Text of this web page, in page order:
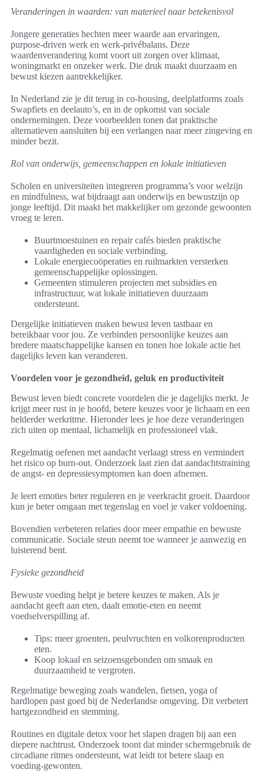
Veranderingen in waarden: van materieel naar betekenisvol
Jongere generaties hechten meer waarde aan ervaringen,
purpose-driven werk en werk-privébalans. Deze
waardenverandering komt voort uit zorgen over klimaat,
woningmarkt en onzeker werk. Die druk maakt duurzaam en
bewust kiezen aantrekkelijker.
In Nederland zie je dit terug in co-housing, deelplatforms zoals
Swapfiets en deelauto’s, en in de opkomst van sociale
ondernemingen. Deze voorbeelden tonen dat praktische
alternatieven aansluiten bij een verlangen naar meer zingeving en
minder bezit.
Rol van onderwijs, gemeenschappen en lokale initiatieven
Scholen en universiteiten integreren programma’s voor welzijn
en mindfulness, wat bijdraagt aan onderwijs en bewustzijn op
jonge leeftijd. Dit maakt het makkelijker om gezonde gewoonten
vroeg te leren.
Buurtmoestuinen en repair cafés bieden praktische
vaardigheden en sociale verbinding.
Lokale energiecoöperaties en ruilmarkten versterken
gemeenschappelijke oplossingen.
Gemeenten stimuleren projecten met subsidies en
infrastructuur, wat lokale initiatieven duurzaam
ondersteunt.
Dergelijke initiatieven maken bewust leven tastbaar en
bereikbaar voor jou. Ze verbinden persoonlijke keuzes aan
bredere maatschappelijke kansen en tonen hoe lokale actie het
dagelijks leven kan veranderen.
Voordelen voor je gezondheid, geluk en productiviteit
Bewust leven biedt concrete voordelen die je dagelijks merkt. Je
krijgt meer rust in je hoofd, betere keuzes voor je lichaam en een
helderder werkritme. Hieronder lees je hoe deze veranderingen
zich uiten op mentaal, lichamelijk en professioneel vlak.
Regelmatig oefenen met aandacht verlaagt stress en vermindert
het risico op burn-out. Onderzoek laat zien dat aandachtstraining
de angst- en depressiesymptomen kan doen afnemen.
Je leert emoties beter reguleren en je veerkracht groeit. Daardoor
kun je beter omgaan met tegenslag en voel je vaker voldoening.
Bovendien verbeteren relaties door meer empathie en bewuste
communicatie. Sociale steun neemt toe wanneer je aanwezig en
luisterend bent.
Fysieke gezondheid
Bewuste voeding helpt je betere keuzes te maken. Als je
aandacht geeft aan eten, daalt emotie-eten en neemt
voedselverspilling af.
Tips: meer groenten, peulvruchten en volkorenproducten
eten.
Koop lokaal en seizoensgebonden om smaak en
duurzaamheid te vergroten.
Regelmatige beweging zoals wandelen, fietsen, yoga of
hardlopen past goed bij de Nederlandse omgeving. Dit verbetert
hartgezondheid en stemming.
Routines en digitale detox voor het slapen dragen bij aan een
diepere nachtrust. Onderzoek toont dat minder schermgebruik de
circadiane ritmes ondersteunt, wat leidt tot betere slaap en
voeding-gewonten.